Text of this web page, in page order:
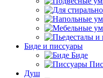
Биде и писсуары
Биде
Душ